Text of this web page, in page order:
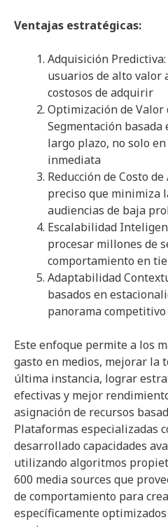
Ventajas estratégicas:
Adquisición
usuarios de alto valor
costosos de adquirir
Optimización de Valor
Segmentación
largo plazo, no solo
inmediata
Reducción de Costo
preciso que minimiza
audiencias de baja
Escalabilidad
procesar millones de
comportamiento en
Adaptabilidad
basados en
panorama competitivo
Este enfoque permite a los
gasto en medios, mejorar la
última instancia, lograr
efectivas y mejor
asignación de recursos
Plataformas especializadas
desarrollado capacidades
utilizando algoritmos
600 media sources que
de comportamiento para
específicamente